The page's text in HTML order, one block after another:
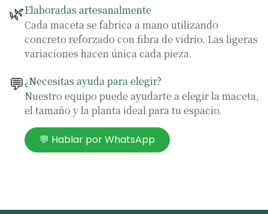
🌿Elaboradas artesanalmente
Cada maceta se fabrica a mano utilizando
concreto reforzado con fibra de vidrio. Las ligeras
variaciones hacen única cada pieza.
💬¿Necesitas ayuda para elegir?
Nuestro equipo puede ayudarte a elegir la maceta,
el tamaño y la planta ideal para tu espacio.
💬 Hablar por WhatsApp